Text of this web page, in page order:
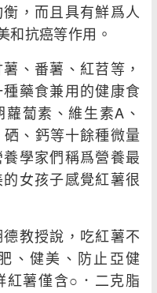
，而且具有鮮爲人
和抗癌等作用。
、番薯、紅苕等，
藥食兼用的健康食
蔔素、維生素A、
、鈣等十餘種微量
學家們稱爲營養最
女孩子感覺紅薯很
教授說，吃紅薯不
、健美、防止亞健
紅薯僅含○．二克脂